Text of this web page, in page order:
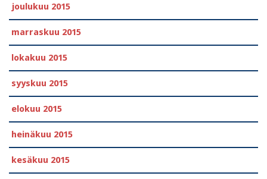
joulukuu 2015
marraskuu 2015
lokakuu 2015
syyskuu 2015
elokuu 2015
heinäkuu 2015
kesäkuu 2015